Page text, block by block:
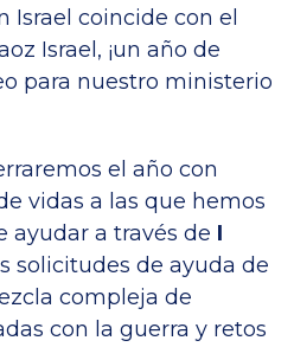
Israel coincide con el
Israel, ¡un año de
para nuestro ministerio
el año con
vidas a las que hemos
ayudar a través de I
solicitudes de ayuda de
compleja de
con la guerra y retos